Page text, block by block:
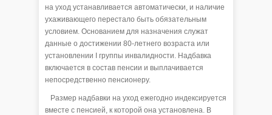
на уход устанавливается автоматически, и наличие
ухаживающего перестало быть обязательным
условием. Основанием для назначения служат
данные о достижении 80-летнего возраста или
установлении I группы инвалидности. Надбавка
включается в состав пенсии и выплачивается
непосредственно пенсионеру.
Размер надбавки на уход ежегодно индексируется
вместе с пенсией, к которой она установлена. В